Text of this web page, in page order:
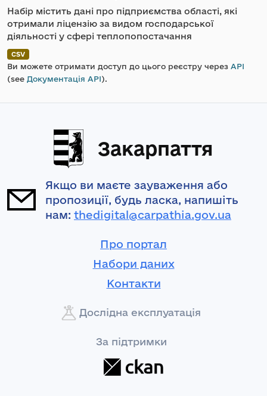
Набір містить дані про підприємства області, які
отримали ліцензію за видом господарської
діяльності у сфері теплопопостачання
CSV
Ви можете отримати доступ до цього реєстру через API
(see Документація API).
Закарпаття
Якщо ви маєте зауваження або
пропозиції, будь ласка, напишіть
нам: thedigital@carpathia.gov.ua
Про портал
Набори даних
Контакти
Дослідна експлуатація
За підтримки